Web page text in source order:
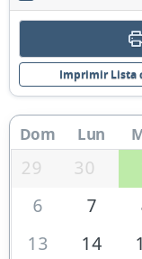
Imprimir Lista
Dom Lun
29 30
6
7
13
14